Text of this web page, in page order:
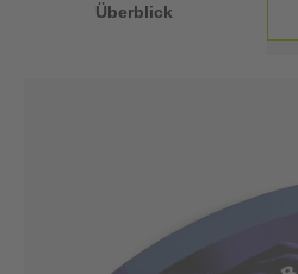
Überblick